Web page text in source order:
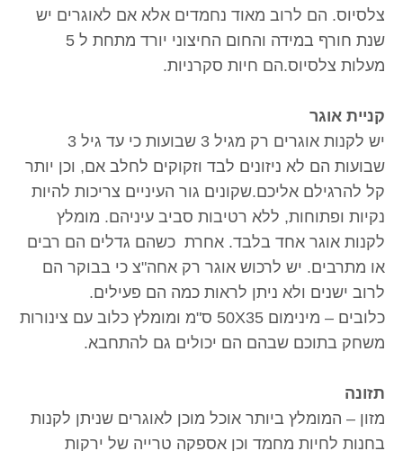
צלסיוס. הם לרוב מאוד נחמדים אלא אם לאוגרים יש
שנת חורף במידה והחום החיצוני יורד מתחת ל 5
מעלות צלסיוס.הם חיות סקרניות.
קניית אוגר
יש לקנות אוגרים רק מגיל 3 שבועות כי עד גיל 3
שבועות הם לא ניזונים לבד וזקוקים לחלב אם, וכן יותר
קל להרגילם אליכם.שקונים גור העיניים צריכות להיות
נקיות ופתוחות, ללא רטיבות סביב עיניהם. מומלץ
לקנות אוגר אחד בלבד. אחרת כשהם גדלים הם רבים
או מתרבים. יש לרכוש אוגר רק אחה"צ כי בבוקר הם
לרוב ישנים ולא ניתן לראות כמה הם פעילים.
כלובים – מינימום 50X35 ס"מ ומומלץ כלוב עם צינורות
משחק בתוכם שבהם הם יכולים גם להתחבא.
תזונה
מזון – המומלץ ביותר אוכל מוכן לאוגרים שניתן לקנות
בחנות לחיות מחמד וכן אספקה טרייה של ירקות